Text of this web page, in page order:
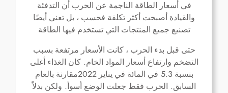
في أسعار الطاقة الناجمة عن الحرب أن التدفئة
والقيادة أصبحت أكثر تكلفة فحسب ، بل تعني أيضًا
تصنيع جميع المنتجات التي تستخدم فيها الطاقة
حتى قبل بدء الحرب ، كانت الأسعار مرتفعة بسبب
التضخم وارتفاع أسعار المواد الخام.كان الغذاء أغلى
بنسبة 5.3 في المائة في يناير2022مقارنة بالعام
السابق. الحرب فقط جعلت الوضع أسوأ . ولكن بدلاً